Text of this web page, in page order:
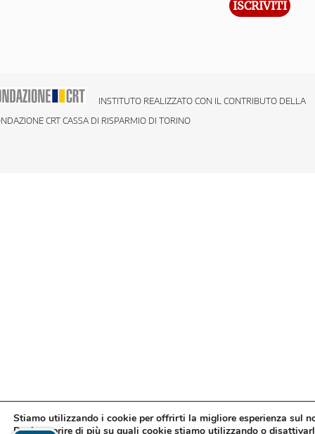
INSTITUTO REALIZZATO CON IL CONTRIBUTO DELLA
CRT CASSA DI RISPARMIO DI TORINO
Stiamo utilizzando i cookie per offrirti la migliore esperienza sul
Puoi scoprire di più su quali cookie stiamo utilizzando o